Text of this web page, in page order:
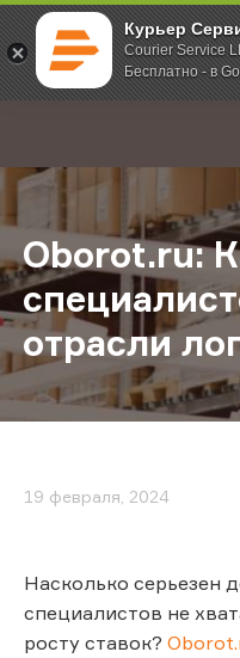
Курьер
Courier Service
Бесплатно - в
; Главная О компании
Oborot.ru:
отрасли
19 февраля, 2024
Насколько серьезен
специалистов не
росту ставок?